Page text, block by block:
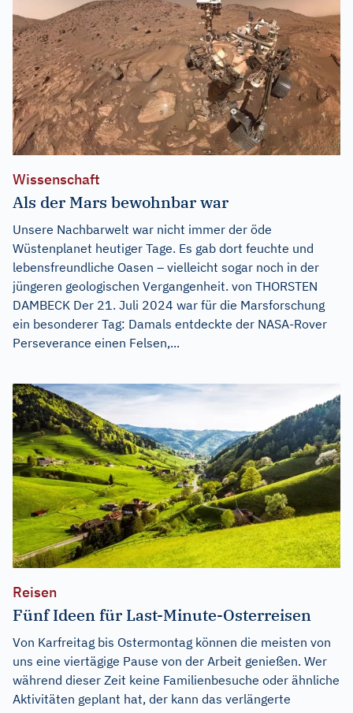
Wissenschaft
Als der Mars bewohnbar war
Unsere Nachbarwelt war nicht immer der öde
Wüstenplanet heutiger Tage. Es gab dort feuchte und
lebensfreundliche Oasen – vielleicht sogar noch in der
jüngeren geologischen Vergangenheit. von THORSTEN
DAMBECK Der 21. Juli 2024 war für die Marsforschung
ein besonderer Tag: Damals entdeckte der NASA-Rover
Perseverance einen Felsen,...
Reisen
Fünf Ideen für Last-Minute-Osterreisen
Von Karfreitag bis Ostermontag können die meisten von
uns eine viertägige Pause von der Arbeit genießen. Wer
während dieser Zeit keine Familienbesuche oder ähnliche
Aktivitäten geplant hat, der kann das verlängerte